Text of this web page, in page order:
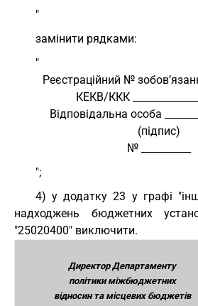
"
замінити рядками:
"
Реєстраційний №
КЕКВ/ККК
Відповідальна особа
(підпис)
№ __________
";
4) у додатку 23 у графі
надходжень бюджетних
"25020400" виключити.
Директор Департаменту
політики міжбюджетних
відносин та місцевих бюджетів